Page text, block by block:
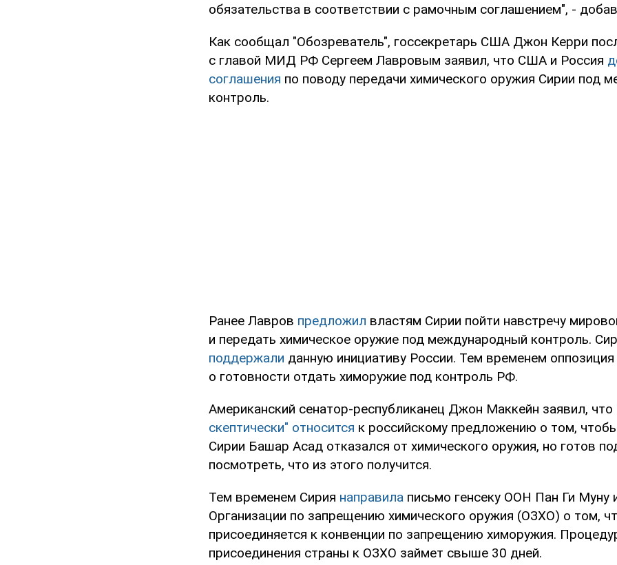
обязательства в соответствии с рамочным соглашением", -
Как сообщал "Обозреватель", госсекретарь США Джон Керри
с главой МИД РФ Сергеем Лавровым заявил, что США и Россия
соглашения по поводу передачи химического оружия Сирии под
контроль.
Ранее Лавров предложил властям Сирии пойти навстречу
и передать химическое оружие под международный контроль.
поддержали данную инициативу России. Тем временем
о готовности отдать химоружие под контроль РФ.
Американский сенатор-республиканец Джон Маккейн заявил, что
скептически" относится к российскому предложению о том,
Сирии Башар Асад отказался от химического оружия, но готов
посмотреть, что из этого получится.
Тем временем Сирия направила письмо генсеку ООН Пан Ги Муну
Организации по запрещению химического оружия (ОЗХО) о том,
присоединяется к конвенции по запрещению химоружия.
присоединения страны к ОЗХО займет свыше 30 дней.